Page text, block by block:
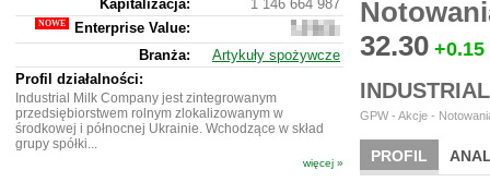
32.30 +0.15
GPW - Akcje -
PROFIL
Kapitalizacja:
1 146 664 987
Enterprise Value:
543
324
Branża:
Artykuły spożywcze
Profil działalności:
Industrial Milk Company jest zintegrowanym
przedsiębiorstwem rolnym zlokalizowanym w
środkowej i północnej Ukrainie. Wchodzące w skład
grupy spółki...
więcej »